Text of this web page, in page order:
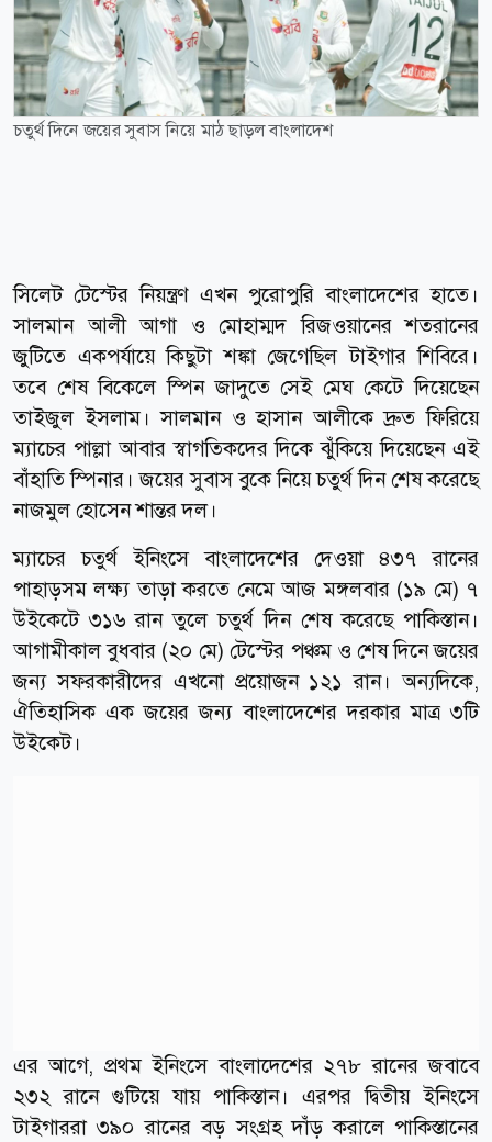
চতুর্থ দিনে জয়ের সুবাস নিয়ে মাঠ ছাড়ল বাংলাদেশ
সিলেট টেস্টের নিয়ন্ত্রণ এখন পুরোপুরি বাংলাদেশের হাতে।
সালমান আলী আগা ও মোহাম্মদ রিজওয়ানের শতরানের
জুটিতে একপর্যায়ে কিছুটা শঙ্কা জেগেছিল টাইগার শিবিরে।
তবে শেষ বিকেলে স্পিন জাদুতে সেই মেঘ কেটে দিয়েছেন
তাইজুল ইসলাম। সালমান ও হাসান আলীকে দ্রুত ফিরিয়ে
ম্যাচের পাল্লা আবার স্বাগতিকদের দিকে ঝুঁকিয়ে দিয়েছেন এই
বাঁহাতি স্পিনার। জয়ের সুবাস বুকে নিয়ে চতুর্থ দিন শেষ করেছে
নাজমুল হোসেন শান্তর দল।
ম্যাচের চতুর্থ ইনিংসে বাংলাদেশের দেওয়া ৪৩৭ রানের
পাহাড়সম লক্ষ্য তাড়া করতে নেমে আজ মঙ্গলবার (১৯ মে) ৭
উইকেটে ৩১৬ রান তুলে চতুর্থ দিন শেষ করেছে পাকিস্তান।
আগামীকাল বুধবার (২০ মে) টেস্টের পঞ্চম ও শেষ দিনে জয়ের
জন্য সফরকারীদের এখনো প্রয়োজন ১২১ রান। অন্যদিকে,
ঐতিহাসিক এক জয়ের জন্য বাংলাদেশের দরকার মাত্র ৩টি
উইকেট।
এর আগে, প্রথম ইনিংসে বাংলাদেশের ২৭৮ রানের জবাবে
২৩২ রানে গুটিয়ে যায় পাকিস্তান। এরপর দ্বিতীয় ইনিংসে
টাইগাররা ৩৯০ রানের বড় সংগ্রহ দাঁড় করালে পাকিস্তানের